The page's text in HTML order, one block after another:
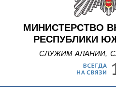
МИНИСТЕРСТВО
РЕСПУБЛИКИ
СЛУЖИМ АЛАНИИ,